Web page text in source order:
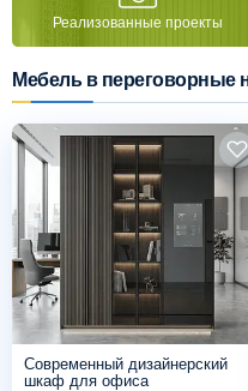
Рассрочка и кредит
Схема работы
Акции и скидки
Портфолио
Видеоотзывы
Статьи
Реализованные проекты
Мебель в переговорные
Современный дизайнерский
шкаф для офиса